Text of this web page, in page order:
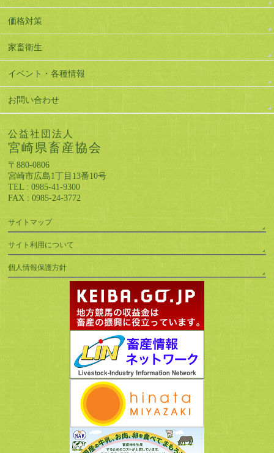
価格対策
家畜衛生
イベント・各種情報
お問い合わせ
公益社団法人
宮崎県畜産協会
〒880-0806
宮崎市広島1丁目13番10号
TEL : 0985-41-9300
FAX : 0985-24-3772
サイトマップ
サイト利用について
個人情報保護方針